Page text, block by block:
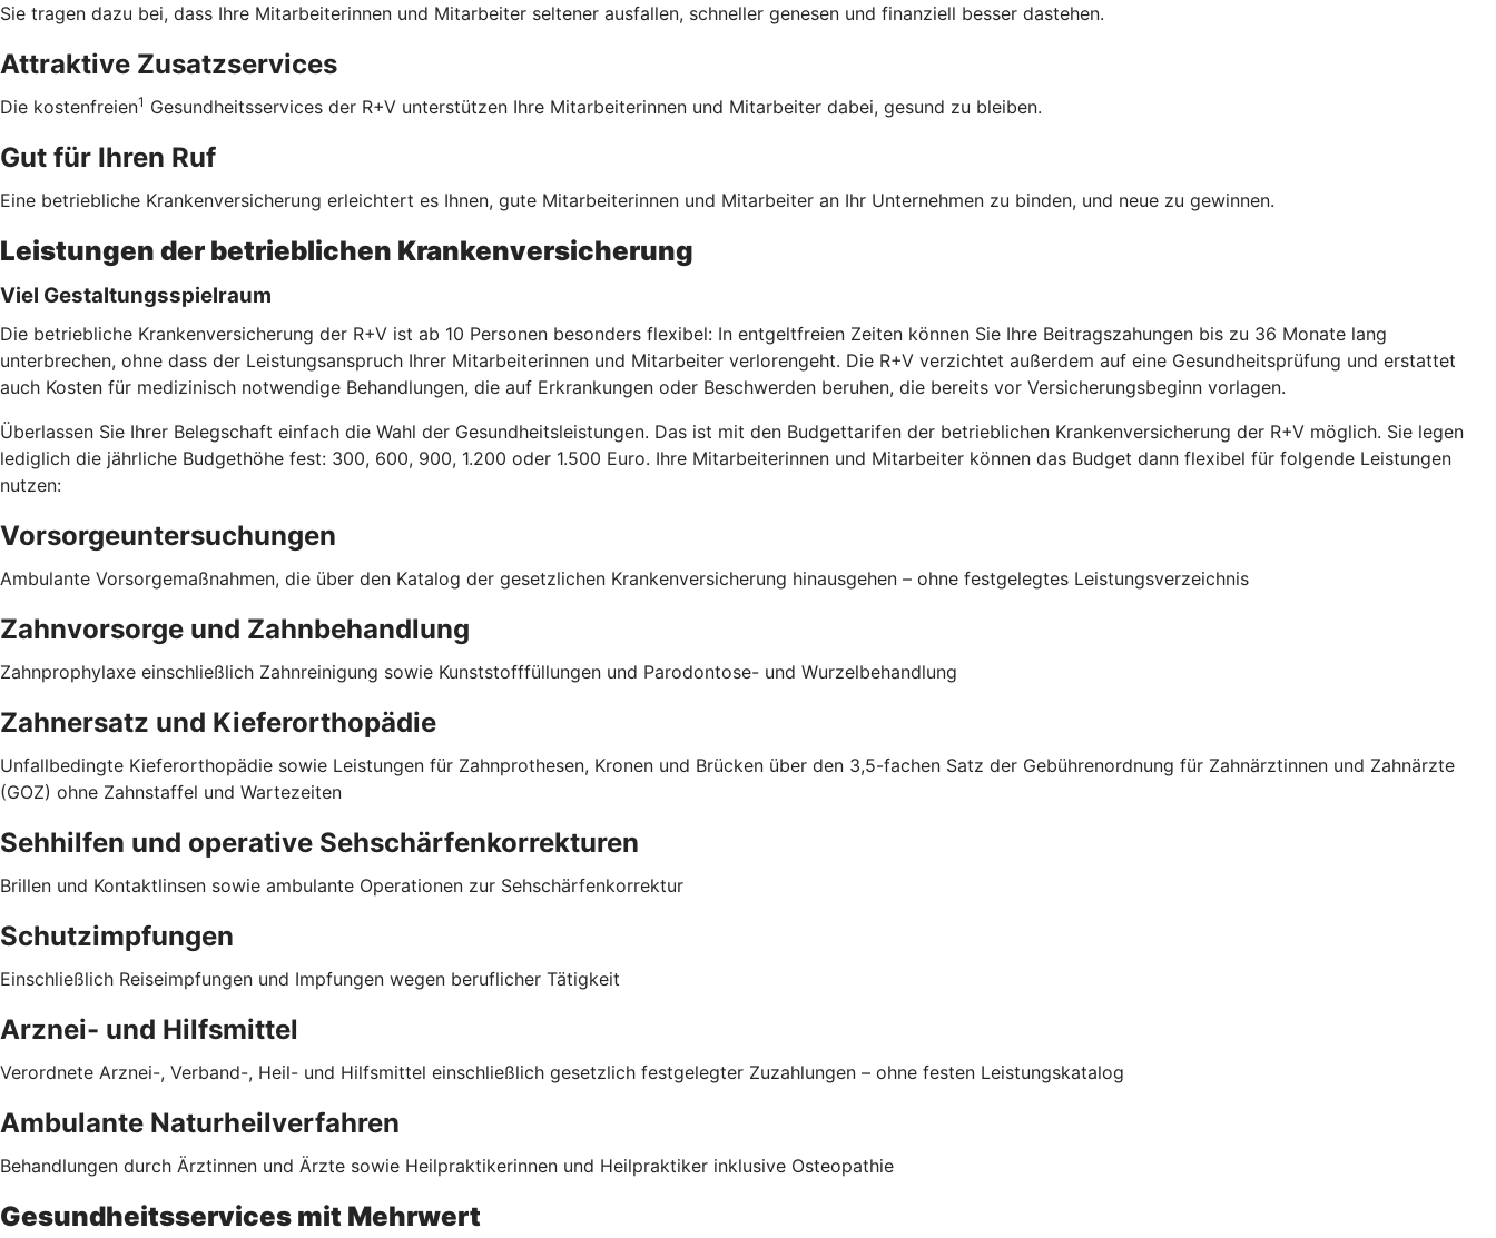
Sie tragen dazu bei, dass Ihre Mitarbeiterinnen und Mitarbeiter seltener ausfallen, schneller genesen und finanziell besser dastehen.
Attraktive Zusatzservices
Die kostenfreien1 Gesundheitsservices der R+V unterstützen Ihre Mitarbeiterinnen und Mitarbeiter dabei, gesund zu bleiben.
Gut für Ihren Ruf
Eine betriebliche Krankenversicherung erleichtert es Ihnen, gute Mitarbeiterinnen und Mitarbeiter an Ihr Unternehmen zu binden, und neue zu gewinnen.
Leistungen der betrieblichen Krankenversicherung
Viel Gestaltungsspielraum
Die betriebliche Krankenversicherung der R+V ist ab 10 Personen besonders flexibel: In entgeltfreien Zeiten können Sie Ihre Beitragszahungen bis zu 36 Monate lang
unterbrechen, ohne dass der Leistungsanspruch Ihrer Mitarbeiterinnen und Mitarbeiter verlorengeht. Die R+V verzichtet außerdem auf eine Gesundheitsprüfung und erstattet
auch Kosten für medizinisch notwendige Behandlungen, die auf Erkrankungen oder Beschwerden beruhen, die bereits vor Versicherungsbeginn vorlagen.
Überlassen Sie Ihrer Belegschaft einfach die Wahl der Gesundheitsleistungen. Das ist mit den Budgettarifen der betrieblichen Krankenversicherung der R+V möglich. Sie legen
lediglich die jährliche Budgethöhe fest: 300, 600, 900, 1.200 oder 1.500 Euro. Ihre Mitarbeiterinnen und Mitarbeiter können das Budget dann flexibel für folgende Leistungen
nutzen:
Vorsorgeuntersuchungen
Ambulante Vorsorgemaßnahmen, die über den Katalog der gesetzlichen Krankenversicherung hinausgehen – ohne festgelegtes Leistungsverzeichnis
Zahnvorsorge und Zahnbehandlung
Zahnprophylaxe einschließlich Zahnreinigung sowie Kunststofffüllungen und Parodontose- und Wurzelbehandlung
Zahnersatz und Kieferorthopädie
Unfallbedingte Kieferorthopädie sowie Leistungen für Zahnprothesen, Kronen und Brücken über den 3,5-fachen Satz der Gebührenordnung für Zahnärztinnen und Zahnärzte
(GOZ) ohne Zahnstaffel und Wartezeiten
Sehhilfen und operative Sehschärfenkorrekturen
Brillen und Kontaktlinsen sowie ambulante Operationen zur Sehschärfenkorrektur
Schutzimpfungen
Einschließlich Reiseimpfungen und Impfungen wegen beruflicher Tätigkeit
Arznei- und Hilfsmittel
Verordnete Arznei-, Verband-, Heil- und Hilfsmittel einschließlich gesetzlich festgelegter Zuzahlungen – ohne festen Leistungskatalog
Ambulante Naturheilverfahren
Behandlungen durch Ärztinnen und Ärzte sowie Heilpraktikerinnen und Heilpraktiker inklusive Osteopathie
Gesundheitsservices mit Mehrwert